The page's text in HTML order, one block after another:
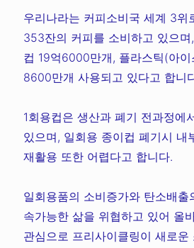
우리나라는 커피소비국 세계 3위
353잔의 커피를 소비하고 있으
컵 19억6000만개, 플라스틱(아
8600만개 사용되고 있다고 합니
1회용컵은 생산과 폐기 전과정에
있으며, 일회용 종이컵 폐기시 내
재활용 또한 어렵다고 합니다.
일회용품의 소비증가와 탄소배출
속가능한 삶을 위협하고 있어 올
관심으로 프리사이클링이 새로운